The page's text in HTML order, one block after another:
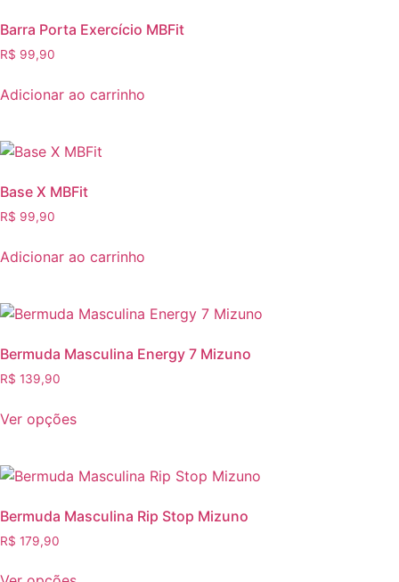
Barra Porta Exercício MBFit
R$ 99,90
Adicionar ao carrinho
Base X MBFit
R$ 99,90
Adicionar ao carrinho
Bermuda Masculina Energy 7 Mizuno
R$ 139,90
Ver opções
Bermuda Masculina Rip Stop Mizuno
R$ 179,90